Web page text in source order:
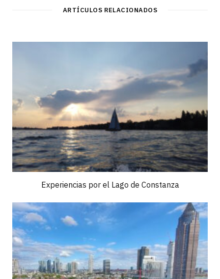
ARTÍCULOS RELACIONADOS
Experiencias por el Lago de Constanza